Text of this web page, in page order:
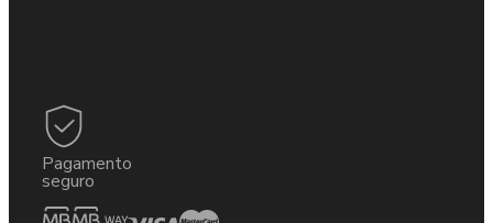
Pagamento
seguro